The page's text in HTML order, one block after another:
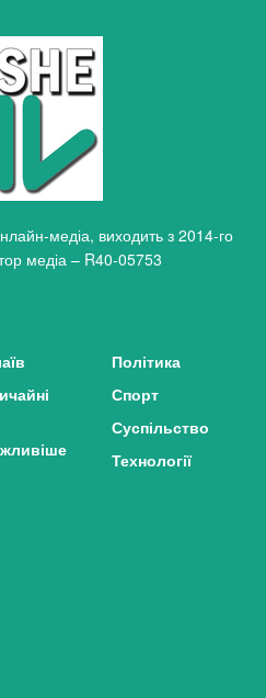
медіа, виходить з 2014-го
медіа – R40-05753
Політика
Спорт
Суспільство
Технології